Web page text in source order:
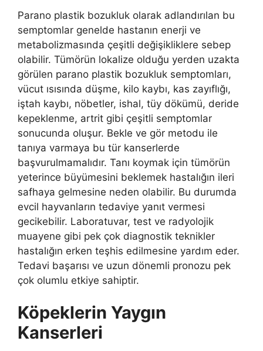
Parano plastik bozukluk olarak adlandırılan bu
semptomlar genelde hastanın enerji ve
metabolizmasında çeşitli değişikliklere sebep
olabilir. Tümörün lokalize olduğu yerden uzakta
görülen parano plastik bozukluk semptomları,
vücut ısısında düşme, kilo kaybı, kas zayıflığı,
iştah kaybı, nöbetler, ishal, tüy dökümü, deride
kepeklenme, artrit gibi çeşitli semptomlar
sonucunda oluşur. Bekle ve gör metodu ile
tanıya varmaya bu tür kanserlerde
başvurulmamalıdır. Tanı koymak için tümörün
yeterince büyümesini beklemek hastalığın ileri
safhaya gelmesine neden olabilir. Bu durumda
evcil hayvanların tedaviye yanıt vermesi
gecikebilir. Laboratuvar, test ve radyolojik
muayene gibi pek çok diagnostik teknikler
hastalığın erken teşhis edilmesine yardım eder.
Tedavi başarısı ve uzun dönemli pronozu pek
çok olumlu etkiye sahiptir.
Köpeklerin Yaygın
Kanserleri